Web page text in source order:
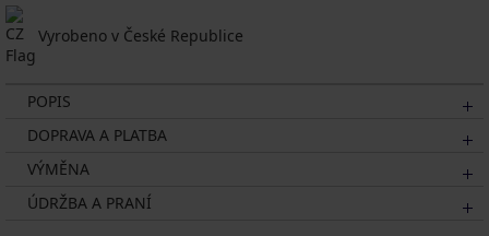
Vyrobeno v České Republice
POPIS
DOPRAVA A PLATBA
VÝMĚNA
ÚDRŽBA A PRANÍ